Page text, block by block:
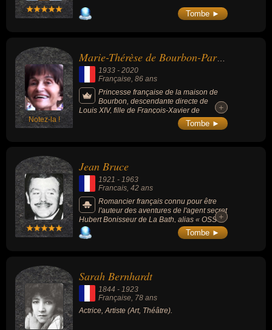
Tombe ►
Notez-la !
Marie-Thérèse de Bourbon-Parme
1933 - 2020
Française , 86 ans
Princesse française de la maison de
Bourbon, descendante directe de
Louis XIV, fille de François-Xavier de
Bourbon-Parme, prétendant au trône
d'Espagne, et de Madeleine de Bourbon
d'Autriche.
+
+
Tombe ►
Jean Bruce
1921 - 1963
Francais, 42 ans
Romancier français connu pour être
l'auteur des aventures de l'agent secret
Hubert Bonisseur de La Bath, alias « OSS
117 », narrées dans la série littéraire du
même nom et dont de nombreuses
+
+
Tombe ►
Sarah Bernhardt
1844 - 1923
Française , 78 ans
Actrice, Artiste (Art, Théâtre).